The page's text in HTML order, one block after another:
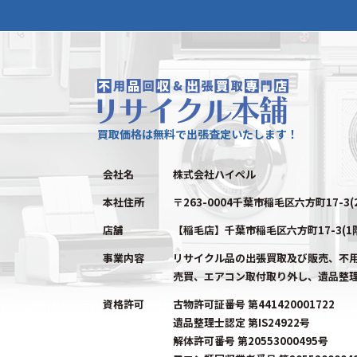
買取価格は無料で出張査定いたします！
会社名
株式会社ハイペル
本社住所
〒263-0004千葉市稲毛区六方町17-
店舗
【稲毛店】千葉市稲毛区六方町17-3(1
事業内容
リサイクル品の出張買取及び販売、不
売買、エアコン取付取り外し、遺品整
資格許可
古物許可証番号 第441420001722
遺品整理士認定 第IS24922号
解体許可番号 第20553000495号